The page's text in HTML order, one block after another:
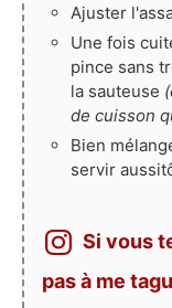
Ajuster
Une fois
pince sans
la sauteuse
de cuisson
Bien
servir
Si vous
pas à me